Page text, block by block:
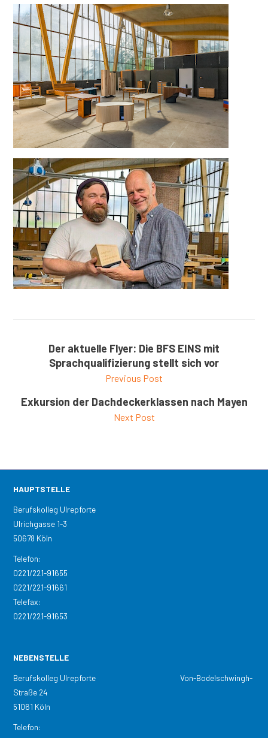
Der aktuelle Flyer: Die BFS EINS mit
Sprachqualifizierung stellt sich vor
Previous Post
Exkursion der Dachdeckerklassen nach Mayen
Next Post
HAUPTSTELLE
Berufskolleg Ulrepforte
Ulrichgasse 1-3
50678 Köln
Telefon:
0221/221-91655
0221/221-91661
Telefax:
0221/221-91653
NEBENSTELLE
Berufskolleg Ulrepforte Von-Bodelschwingh-
Straße 24
51061 Köln
Telefon: